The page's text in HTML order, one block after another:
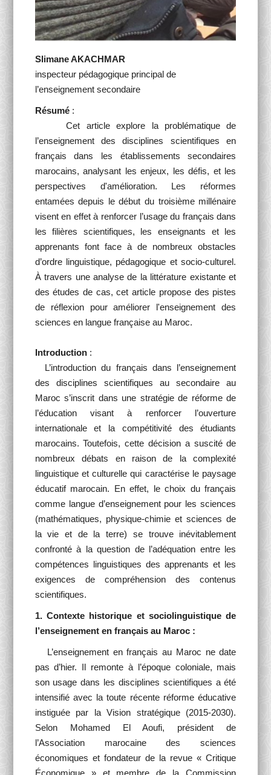
Slimane AKACHMAR
inspecteur pédagogique principal de
l’enseignement secondaire
Résumé:
Cet article explore la problématique de
l’enseignement des disciplines scientifiques en
français dans les établissements secondaires
marocains, analysant les enjeux, les défis, et les
perspectives d'amélioration. Les réformes
entamées depuis le début du troisième millénaire
visent en effet à renforcer l’usage du français dans
les filières scientifiques, les enseignants et les
apprenants font face à de nombreux obstacles
d’ordre linguistique, pédagogique et socio-culturel.
À travers une analyse de la littérature existante et
des études de cas, cet article propose des pistes
de réflexion pour améliorer l'enseignement des
sciences en langue française au Maroc.
Introduction:
L’introduction du français dans l’enseignement
des disciplines scientifiques au secondaire au
Maroc s’inscrit dans une stratégie de réforme de
l’éducation visant à renforcer l’ouverture
internationale et la compétitivité des étudiants
marocains. Toutefois, cette décision a suscité de
nombreux débats en raison de la complexité
linguistique et culturelle qui caractérise le paysage
éducatif marocain. En effet, le choix du français
comme langue d’enseignement pour les sciences
(mathématiques, physique-chimie et sciences de
la vie et de la terre) se trouve inévitablement
confronté à la question de l’adéquation entre les
compétences linguistiques des apprenants et les
exigences de compréhension des contenus
scientifiques.
1. Contexte historique et sociolinguistique de
l’enseignement en français au Maroc :
L’enseignement en français au Maroc ne date
pas d’hier. Il remonte à l’époque coloniale, mais
son usage dans les disciplines scientifiques a été
intensifié avec la toute récente réforme éducative
instiguée par la Vision stratégique (2015-2030).
Selon Mohamed El Aoufi, président de
l’Association marocaine des sciences
économiques et fondateur de la revue « Critique
Économique » et membre de la Commission